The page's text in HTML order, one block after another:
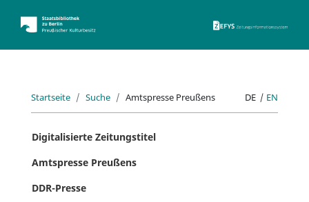
Startseite Suche Amtspresse Preußens DE | EN
Digitalisierte Zeitungstitel
Amtspresse Preußens
DDR-Presse